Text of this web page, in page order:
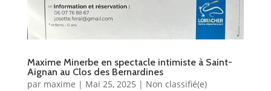
Maxime Minerbe en spectacle intimiste à Saint-
Aignan au Clos des Bernardines
par maxime | Mai 25, 2025 | Non classifié(e)